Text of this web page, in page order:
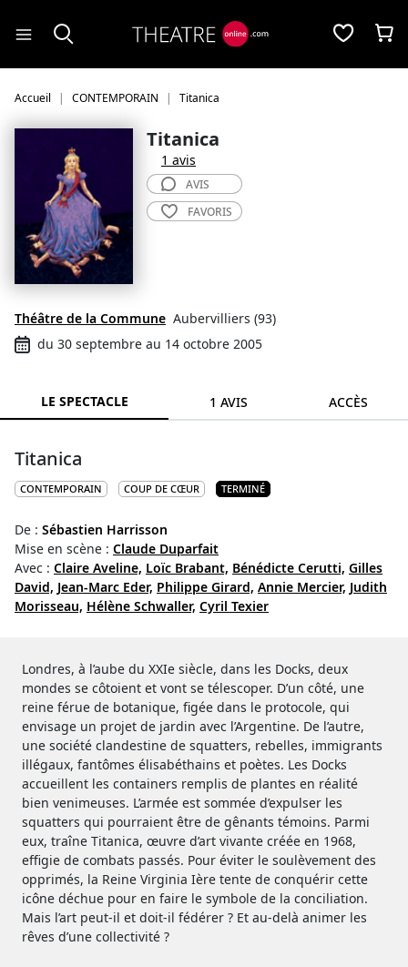
Accueil CONTEMPORAIN Titanica
Titanica
1 avis
Théâtre de la Commune Aubervilliers (93)
du 30 septembre au 14 octobre 2005
AVIS
FAVORIS
LE SPECTACLE 1 AVIS ACCÈS
Titanica
CONTEMPORAIN COUP DE CŒUR TERMINÉ
De : Sébastien Harrisson
Mise en scène : Claude Duparfait
Avec : Claire Aveline, Loïc Brabant, Bénédicte Cerutti, Gilles
David, Jean-Marc Eder, Philippe Girard, Annie Mercier, Judith
Morisseau, Hélène Schwaller, Cyril Texier
Londres, à l’aube du XXIe siècle, dans les Docks, deux
mondes se côtoient et vont se télescoper. D’un côté, une
reine férue de botanique, figée dans le protocole, qui
envisage un projet de jardin avec l’Argentine. De l’autre,
une société clandestine de squatters, rebelles, immigrants
illégaux, fantômes élisabéthains et poètes. Les Docks
accueillent les containers remplis de plantes en réalité
bien venimeuses. L’armée est sommée d’expulser les
squatters qui pourraient être de gênants témoins. Parmi
eux, traîne Titanica, œuvre d’art vivante créée en 1968,
effigie de combats passés. Pour éviter le soulèvement des
opprimés, la Reine Virginia Ière tente de conquérir cette
icône déchue pour en faire le symbole de la conciliation.
Mais l’art peut-il et doit-il fédérer ? Et au-delà animer les
rêves d’une collectivité ?